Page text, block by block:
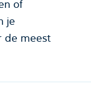
of
je
de meest